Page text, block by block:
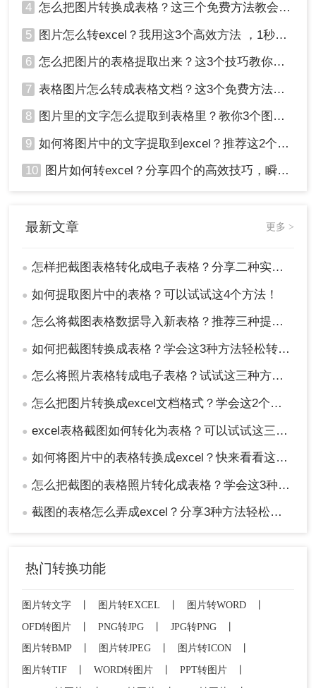
4 怎么把图片转换成表格？这三个免费方法教会你！
5 图片怎么转excel？我用这3个高效方法 ，1秒提取图片表格！
6 怎么把图片的表格提取出来？这3个技巧教你轻松完成提取~！
7 表格图片怎么转成表格文档？这3个免费方法赶紧收藏！
8 图片里的文字怎么提取到表格里？教你3个图片转excel方法
9 如何将图片中的文字提取到excel？推荐这2个方法，一学就会！
10 图片如何转excel？分享四个的高效技巧，瞬间提高办公效！
最新文章 更多 >
● 怎样把截图表格转化成电子表格？分享二种实用的方法！
● 如何提取图片中的表格？可以试试这4个方法！
● 怎么将截图表格数据导入新表格？推荐三种提取方法!
● 如何把截图转换成表格？学会这3种方法轻松转换！
● 怎么将照片表格转成电子表格？试试这三种方法！
● 怎么把图片转换成excel文档格式？学会这2个方法就够了！
● excel表格截图如何转化为表格？可以试试这三个方法！
● 如何将图片中的表格转换成excel？快来看看这三个方法！
● 怎么把截图的表格照片转化成表格？学会这3种方法轻松提取！
● 截图的表格怎么弄成excel？分享3种方法轻松提取！
热门转换功能
图片转文字 图片转EXCEL 图片转WORD
OFD转图片
丨 PNG转JPG 丨 JPG转PNG
丨
图片转BMP
图片转JPEG 图片转ICON
图片转TIF
WORD转图片 PPT转图片